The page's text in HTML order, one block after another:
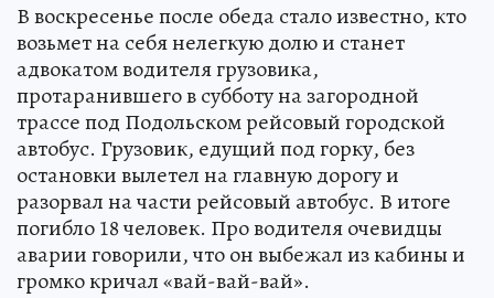
В воскресенье после обеда стало известно, кто
возьмет на себя нелегкую долю и станет
адвокатом водителя грузовика,
протаранившего в субботу на загородной
трассе под Подольском рейсовый городской
автобус. Грузовик, едущий под горку, без
остановки вылетел на главную дорогу и
разорвал на части рейсовый автобус. В итоге
погибло 18 человек. Про водителя очевидцы
аварии говорили, что он выбежал из кабины и
громко кричал «вай-вай-вай».